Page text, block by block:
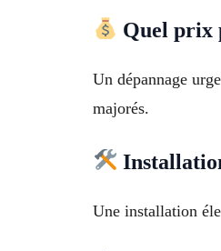
Quel prix
Un dépannage
majorés.
Une installation